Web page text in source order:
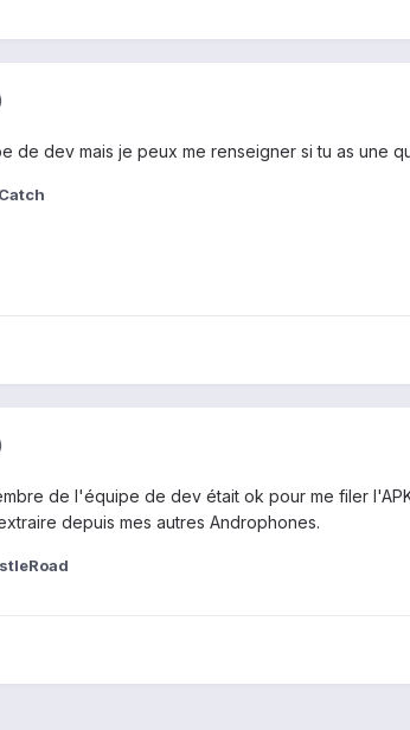
de dev mais je peux me renseigner si tu as une
de l'équipe de dev était ok pour me filer
depuis mes autres Androphones.